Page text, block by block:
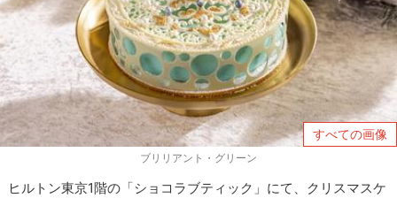
すべての画像
ブリリアント・グリーン
ヒルトン東京1階の「ショコラブティック」にて、クリスマスケ